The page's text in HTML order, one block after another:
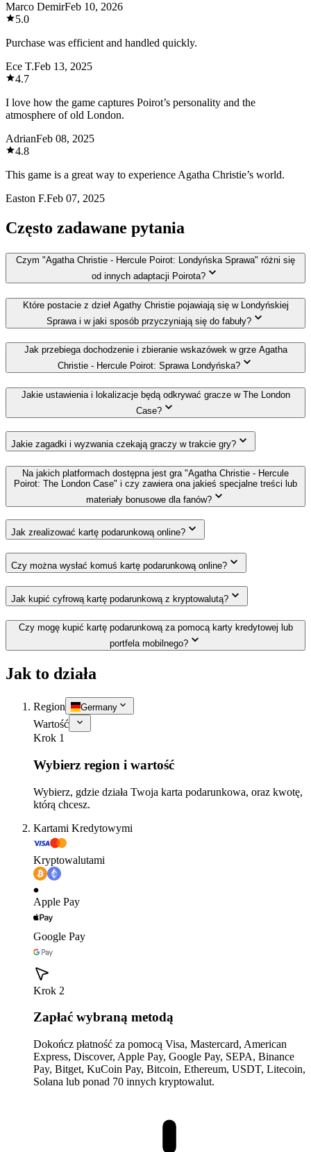
Marco DemirFeb 10, 2026
5.0
Purchase was efficient and handled quickly.
Ece T.Feb 13, 2025
4.7
I love how the game captures Poirot’s personality and the
atmosphere of old London.
AdrianFeb 08, 2025
4.8
This game is a great way to experience Agatha Christie’s world.
Easton F.Feb 07, 2025
Często zadawane pytania
Czym "Agatha Christie - Hercule Poirot: Londyńska Sprawa" różni się
od innych adaptacji Poirota?
Które postacie z dzieł Agathy Christie pojawiają się w Londyńskiej
Sprawa i w jaki sposób przyczyniają się do fabuły?
Jak przebiega dochodzenie i zbieranie wskazówek w grze Agatha
Christie - Hercule Poirot: Sprawa Londyńska?
Jakie ustawienia i lokalizacje będą odkrywać gracze w The London
Case?
Jakie zagadki i wyzwania czekają graczy w trakcie gry?
Na jakich platformach dostępna jest gra "Agatha Christie - Hercule
Poirot: The London Case" i czy zawiera ona jakieś specjalne treści lub
materiały bonusowe dla fanów?
Jak zrealizować kartę podarunkową online?
Czy można wysłać komuś kartę podarunkową online?
Jak kupić cyfrową kartę podarunkową z kryptowalutą?
Czy mogę kupić kartę podarunkową za pomocą karty kredytowej lub
portfela mobilnego?
Jak to działa
Region Germany
Wartość
Krok 1
Wybierz region i wartość
Wybierz, gdzie działa Twoja karta podarunkowa, oraz kwotę,
którą chcesz.
Kartami Kredytowymi
Kryptowalutami
Apple Pay
Google Pay
Krok 2
Zapłać wybraną metodą
Dokończ płatność za pomocą Visa, Mastercard, American
Express, Discover, Apple Pay, Google Pay, SEPA, Binance
Pay, Bitget, KuCoin Pay, Bitcoin, Ethereum, USDT, Litecoin,
Solana lub ponad 70 innych kryptowalut.